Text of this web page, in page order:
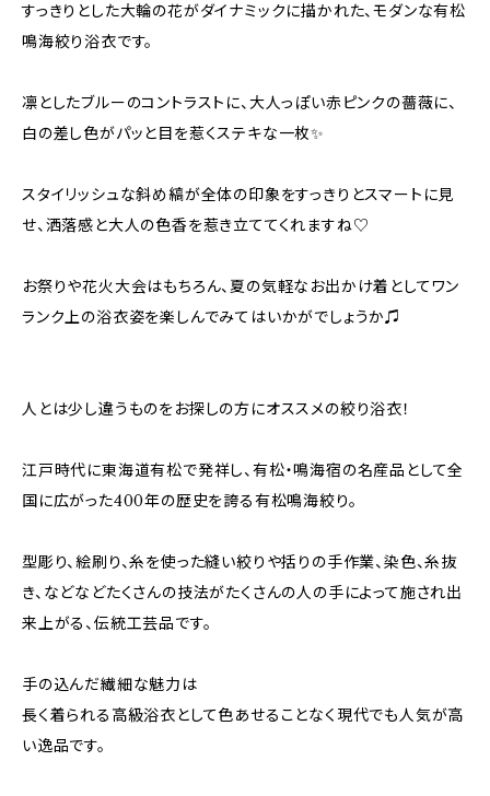
すっきりとした大輪の花がダイナミックに描かれた、モダンな有松
鳴海絞り浴衣です。
凛としたブルーのコントラストに、大人っぽい赤ピンクの薔薇に、
白の差し色がパッと目を惹くステキな一枚✨
スタイリッシュな斜め縞が全体の印象をすっきりとスマートに見
せ、洒落感と大人の色香を惹き立ててくれますね♡
お祭りや花火大会はもちろん、夏の気軽なお出かけ着としてワン
ランク上の浴衣姿を楽しんでみてはいかがでしょうか♫
人とは少し違うものをお探しの方にオススメの絞り浴衣！
江戸時代に東海道有松で発祥し、有松・鳴海宿の名産品として全
国に広がった400年の歴史を誇る有松鳴海絞り。
型彫り、絵刷り、糸を使った縫い絞りや括りの手作業、染色、糸抜
き、などなどたくさんの技法がたくさんの人の手によって施され出
来上がる、伝統工芸品です。
手の込んだ繊細な魅力は
長く着られる高級浴衣として色あせることなく現代でも人気が高
い逸品です。